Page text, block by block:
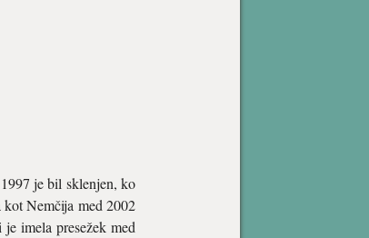
je bil sklenjen, ko
Nemčija med 2002
imela presežek med